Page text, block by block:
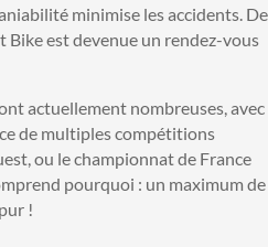
minimise les accidents. De
Bike est devenue un rendez-vous
actuellement nombreuses, avec
de multiples compétitions
ou le championnat de France
pourquoi : un maximum de
!